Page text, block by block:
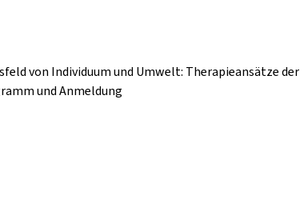
von Individuum und Umwelt: Therapieansätze der
und Anmeldung